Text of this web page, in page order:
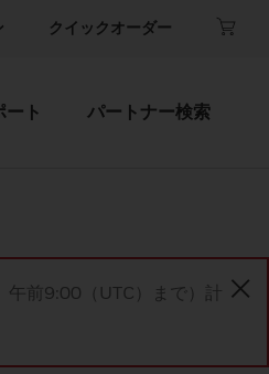
クイックオーダー
ート パートナー検索
前9:00（UTC）まで）計